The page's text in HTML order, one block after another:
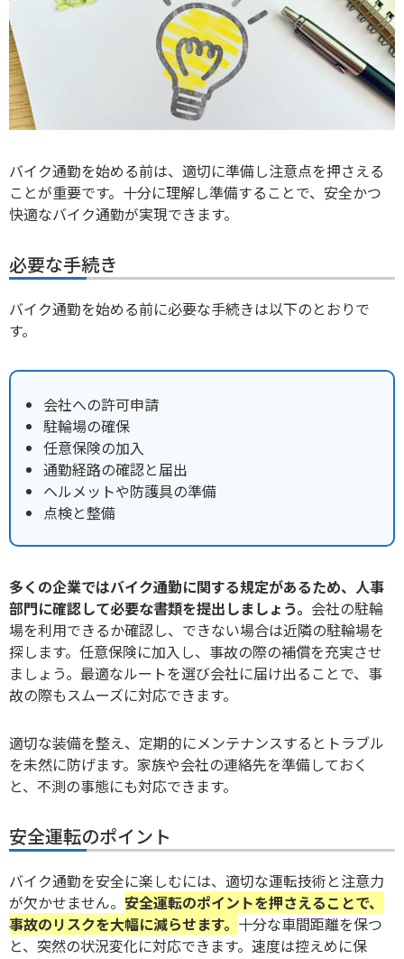
バイク通勤を始める前は、 適切に準備し注意点を押さえる
ことが重要です。十分に理解し準備することで、 安全かつ
快適なバイク通勤が実現できます。
必要な手続き
バイク通勤を始める前に必要な手続きは以下のとおりで
す。
会社への許可申請
駐輪場の確保
任意保険の加入
通勤経路の確認と届出
ヘルメットや防護具の準備
点検と整備
多くの企業ではバイク通勤に関する規定があるため、人事
部門に確認して必要な書類を提出しましょう。 会社の駐輪
場を利用できるか確認し、できない場合は近隣の駐輪場を
探します。任意保険に加入し、事故の際の補償を充実させ
ましょう。最適なルートを選び会社に届け出ることで、事
故の際もスムーズに対応できます。
適切な装備を整え、定期的にメンテナンスするとトラブル
を未然に防げます。家族や会社の連絡先を準備しておく
と、不測の事態にも対応できます。
安全運転のポイント
バイク通勤を安全に楽しむには、適切な運転技術と注意力
が欠かせません。 安全運転のポイントを押さえることで、
事故のリスクを大幅に減らせます。 十分な車間距離を保つ
と、突然の状況変化に対応できます。速度は控えめに保